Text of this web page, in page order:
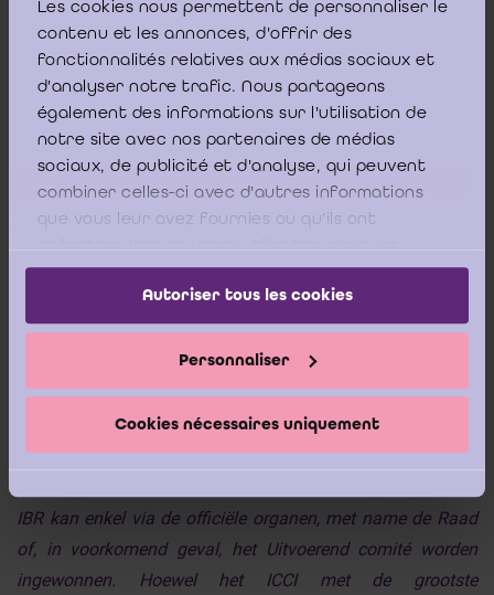
Les cookies nous permettent de personnaliser le
contenu et les annonces, d'offrir des
fonctionnalités relatives aux médias sociaux et
d'analyser notre trafic. Nous partageons
également des informations sur l'utilisation de
notre site avec nos partenaires de médias
sociaux, de publicité et d'analyse, qui peuvent
combiner celles-ci avec d'autres informations
que vous leur avez fournies ou qu'ils ont
services.
Autoriser tous les cookies
Personnaliser
Cookies nécessaires uniquement
het gebruikmaken van de werkzaamheden van interne auditors
(nieuwe of herziene) ISA’s inzake de controleverklaring zullen
vanaf 2016 op internationaal niveau van toepassing zijn.
Vorige pagina
De Stichting Informatiecentrum voor het
Bedrijfsrevisoraat (ICCI) geeft op een autonome wijze, dus
los van het Instituut van de Bedrijfsrevisoren (IBR),
antwoorden op vragen van bedrijfsrevisoren met betrekking
tot revisorale opdrachten. Deze adviezen
vertegenwoordigen dus niet noodzakelijk het standpunt
IBR kan enkel via de officiële organen, met name de Raad
of, in voorkomend geval, het Uitvoerend comité worden
ingewonnen. Hoewel het ICCI met de grootste